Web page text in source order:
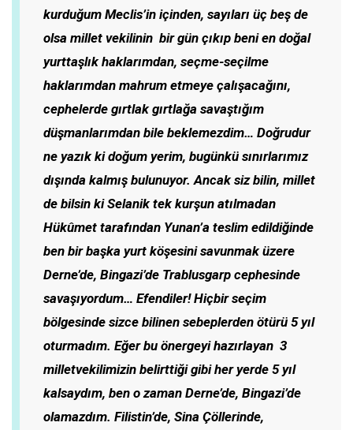
kurduğum Meclis’in içinden, sayıları üç beş de
olsa millet vekilinin bir gün çıkıp beni en doğal
yurttaşlık haklarımdan, seçme-seçilme
haklarımdan mahrum etmeye çalışacağını,
cephelerde gırtlak gırtlağa savaştığım
düşmanlarımdan bile beklemezdim… Doğrudur
ne yazık ki doğum yerim, bugünkü sınırlarımız
dışında kalmış bulunuyor. Ancak siz bilin, millet
de bilsin ki Selanik tek kurşun atılmadan
Hükûmet tarafından Yunan’a teslim edildiğinde
ben bir başka yurt köşesini savunmak üzere
Derne’de, Bingazi’de Trablusgarp cephesinde
savaşıyordum… Efendiler! Hiçbir seçim
bölgesinde sizce bilinen sebeplerden ötürü 5 yıl
oturmadım. Eğer bu önergeyi hazırlayan 3
milletvekilimizin belirttiği gibi her yerde 5 yıl
kalsaydım, ben o zaman Derne’de, Bingazi’de
olamazdım. Filistin’de, Sina Çöllerinde,